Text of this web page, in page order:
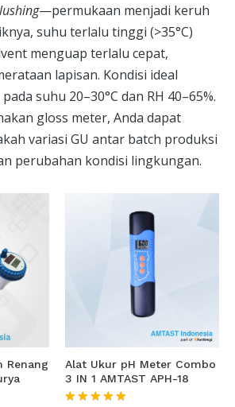
—permukaan menjadi keruh
suhu terlalu tinggi (>35°C)
menguap terlalu cepat,
lapisan. Kondisi ideal
suhu 20–30°C dan RH 40–65%.
gloss meter, Anda dapat
variasi GU antar batch produksi
perubahan kondisi lingkungan.
Renang
Alat Ukur pH Meter Combo
3 IN 1 AMTAST APH-18